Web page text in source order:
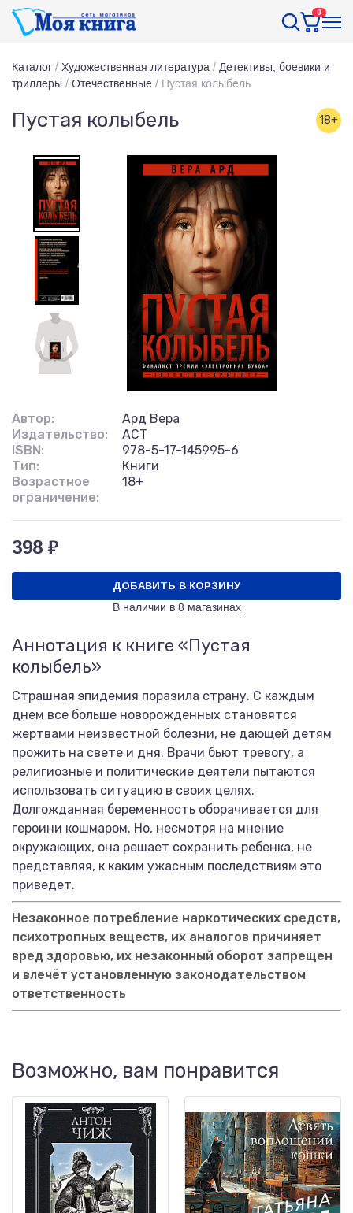
0
Каталог / Художественная литература / Детективы, боевики и
триллеры / Отечественные / Пустая колыбель
Пустая колыбель 18+
Автор:
Ард Вера
Издательство:
АСТ
ISBN:
978-5-17-145995-6
Тип:
Книги
Возрастное
ограничение:
18+
398 ₽
ДОБАВИТЬ В КОРЗИНУ
В наличии в 8 магазинах
Аннотация к книге «Пустая
колыбель»
Страшная эпидемия поразила страну. С каждым
днем все больше новорожденных становятся
жертвами неизвестной болезни, не дающей детям
прожить на свете и дня. Врачи бьют тревогу, а
религиозные и политические деятели пытаются
использовать ситуацию в своих целях.
Долгожданная беременность оборачивается для
героини кошмаром. Но, несмотря на мнение
окружающих, она решает сохранить ребенка, не
представляя, к каким ужасным последствиям это
приведет.
Незаконное потребление наркотических средств,
психотропных веществ, их аналогов причиняет
вред здоровью, их незаконный оборот запрещен
и влечёт установленную законодательством
ответственность
Возможно, вам понравится